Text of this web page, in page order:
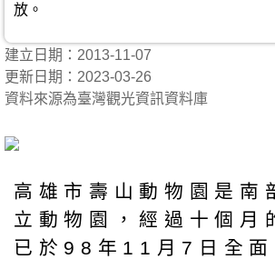
放。
建立日期：2013-11-07
更新日期：2023-03-26
資料來源為臺灣觀光資訊資料庫
高雄市壽山動物園是南
立動物園，經過十個月
已於98年11月7日全面